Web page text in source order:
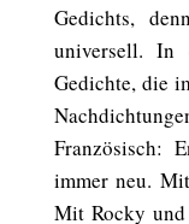
Gedichts,
universell. In
Gedichte, die
Französisch:
immer neu.
Mit Rocky